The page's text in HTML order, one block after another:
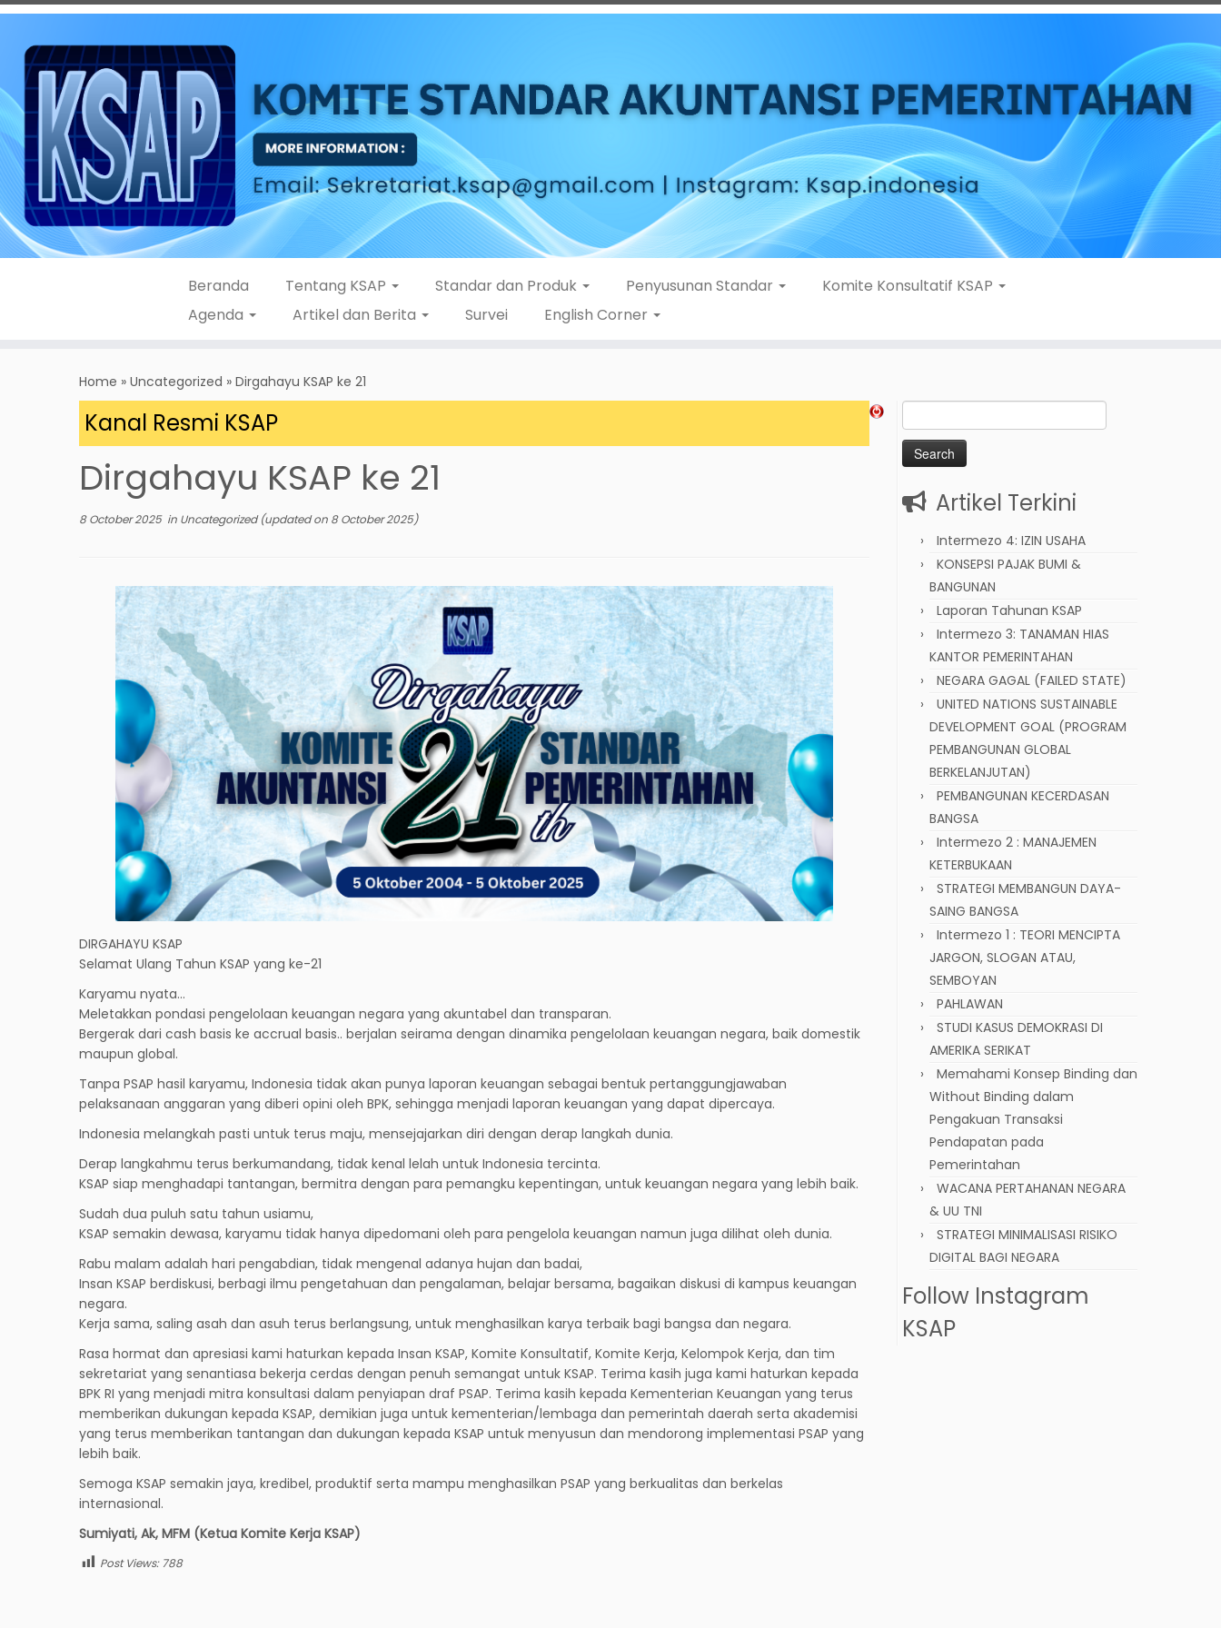
Beranda Tentang KSAP Standar dan Produk Penyusunan Standar
Komite Konsultatif KSAP
Agenda
Artikel dan Berita Survei English Corner
Home » Uncategorized » Dirgahayu KSAP ke 21
Kanal Resmi KSAP
Dirgahayu KSAP ke 21
8 October 2025in Uncategorized(updated on 8 October 2025)
DIRGAHAYU KSAP
Selamat Ulang Tahun KSAP yang ke-21
Karyamu nyata…
Meletakkan pondasi pengelolaan keuangan negara yang akuntabel dan transparan.
Bergerak dari cash basis ke accrual basis.. berjalan seirama dengan dinamika pengelolaan keuangan negara, baik domestik
maupun global.
Tanpa PSAP hasil karyamu, Indonesia tidak akan punya laporan keuangan sebagai bentuk pertanggungjawaban
pelaksanaan anggaran yang diberi opini oleh BPK, sehingga menjadi laporan keuangan yang dapat dipercaya.
Indonesia melangkah pasti untuk terus maju, mensejajarkan diri dengan derap langkah dunia.
Derap langkahmu terus berkumandang, tidak kenal lelah untuk Indonesia tercinta.
KSAP siap menghadapi tantangan, bermitra dengan para pemangku kepentingan, untuk keuangan negara yang lebih baik.
Sudah dua puluh satu tahun usiamu,
KSAP semakin dewasa, karyamu tidak hanya dipedomani oleh para pengelola keuangan namun juga dilihat oleh dunia.
Rabu malam adalah hari pengabdian, tidak mengenal adanya hujan dan badai,
Insan KSAP berdiskusi, berbagi ilmu pengetahuan dan pengalaman, belajar bersama, bagaikan diskusi di kampus keuangan
negara.
Kerja sama, saling asah dan asuh terus berlangsung, untuk menghasilkan karya terbaik bagi bangsa dan negara.
Rasa hormat dan apresiasi kami haturkan kepada Insan KSAP, Komite Konsultatif, Komite Kerja, Kelompok Kerja, dan tim
sekretariat yang senantiasa bekerja cerdas dengan penuh semangat untuk KSAP. Terima kasih juga kami haturkan kepada
BPK RI yang menjadi mitra konsultasi dalam penyiapan draf PSAP. Terima kasih kepada Kementerian Keuangan yang terus
memberikan dukungan kepada KSAP, demikian juga untuk kementerian/lembaga dan pemerintah daerah serta akademisi
yang terus memberikan tantangan dan dukungan kepada KSAP untuk menyusun dan mendorong implementasi PSAP yang
lebih baik.
Semoga KSAP semakin jaya, kredibel, produktif serta mampu menghasilkan PSAP yang berkualitas dan berkelas
internasional.
Sumiyati, Ak, MFM (Ketua Komite Kerja KSAP)
Post Views: 788
Search
for:
Artikel Terkini
Intermezo 4: IZIN USAHA
KONSEPSI PAJAK BUMI &
BANGUNAN
Laporan Tahunan KSAP
Intermezo 3: TANAMAN HIAS
KANTOR PEMERINTAHAN
NEGARA GAGAL (FAILED STATE)
UNITED NATIONS SUSTAINABLE
DEVELOPMENT GOAL (PROGRAM
PEMBANGUNAN GLOBAL
BERKELANJUTAN)
PEMBANGUNAN KECERDASAN
BANGSA
Intermezo 2 : MANAJEMEN
KETERBUKAAN
STRATEGI MEMBANGUN DAYA-
SAING BANGSA
Intermezo 1 : TEORI MENCIPTA
JARGON, SLOGAN ATAU,
SEMBOYAN
PAHLAWAN
STUDI KASUS DEMOKRASI DI
AMERIKA SERIKAT
Memahami Konsep Binding dan
Without Binding dalam
Pengakuan Transaksi
Pendapatan pada
Pemerintahan
WACANA PERTAHANAN NEGARA
& UU TNI
STRATEGI MINIMALISASI RISIKO
DIGITAL BAGI NEGARA
Follow Instagram
KSAP